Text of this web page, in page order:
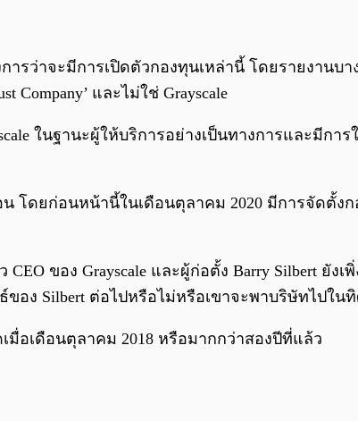
การว่าจะมีการเปิดตัวกองทุนเหล่านี้ โดยรายงา
Company’ และไม่ใช่ Grayscale
ในฐานะผู้ให้บริการอย่างเป็นทางการและมีก
โดยก่อนหน้านี้ในเดือนตุลาคม 2020 มีการจัดตั้ง
ของ Grayscale และผู้ก่อตั้ง Barry Silbert ยั
ธ์ของ Silbert ต่อไปหรือไม่หรือเขาจะพาบริษัทไปใน
เมื่อเดือนตุลาคม 2018 หรือมากกว่าสองปีที่แล้ว